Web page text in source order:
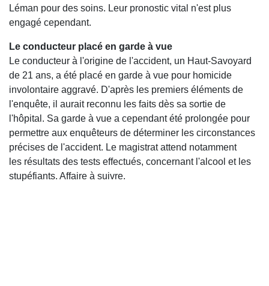
Léman pour des soins. Leur pronostic vital n'est plus
engagé cependant.
Le conducteur placé en garde à vue
Le conducteur à l'origine de l'accident, un Haut-Savoyard
de 21 ans, a été placé en garde à vue pour homicide
involontaire aggravé. D'après les premiers éléments de
l'enquête, il aurait reconnu les faits dès sa sortie de
l'hôpital. Sa garde à vue a cependant été prolongée pour
permettre aux enquêteurs de déterminer les circonstances
précises de l'accident. Le magistrat attend notamment
les résultats des tests effectués, concernant l'alcool et les
stupéfiants. Affaire à suivre.